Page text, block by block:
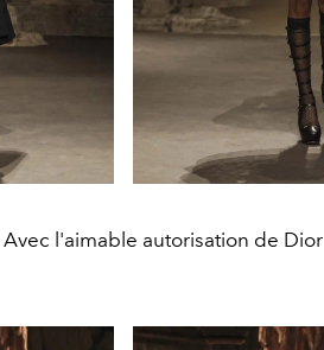
Avec l'aimable autorisation de Dior